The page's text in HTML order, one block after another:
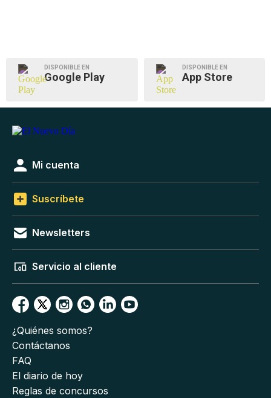
DISPONIBLE EN
Google Play
DISPONIBLE EN
App Store
Mi cuenta
Suscríbete
Newsletters
Servicio al cliente
¿Quiénes somos?
Contáctanos
FAQ
El diario de hoy
Reglas de concursos